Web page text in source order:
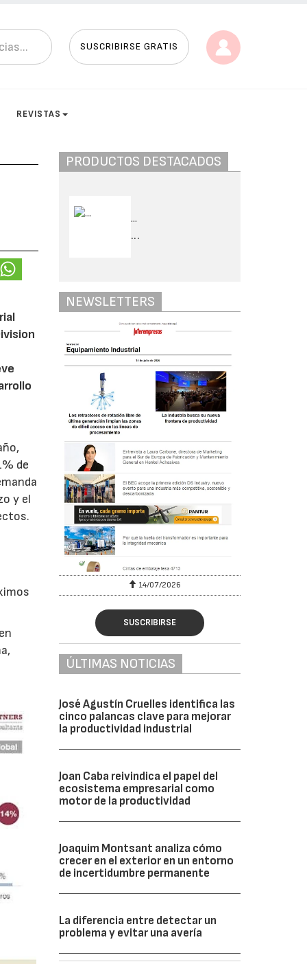
SUSCRIBIRSE GRATIS
REVISTAS
de
y el
PRODUCTOS DESTACADOS
...
...
NEWSLETTERS
14/07/2026
SUSCRIBIRSE
ÚLTIMAS NOTICIAS
José Agustín Cruelles identifica las
cinco palancas clave para mejorar
la productividad industrial
Joan Caba reivindica el papel del
ecosistema empresarial como
motor de la productividad
Joaquim Montsant analiza cómo
crecer en el exterior en un entorno
de incertidumbre permanente
La diferencia entre detectar un
problema y evitar una avería